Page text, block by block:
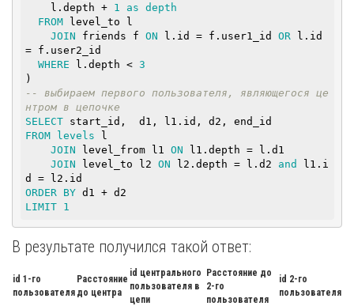
    l.depth +
1 as depth
FROM level_to l
JOIN friends f ON l.id = f.user1_id OR l.id
= f.user2_id
WHERE l.depth < 3
-- выбираем первого пользователя, являющегося це
нтром в цепочке
SELECT
FROM
levels l
JOIN level_from l1 ON l1.depth = l.d1
JOIN level_to l2 ON l2.depth = l.d2 and
l1.i
ORDER BY
LIMIT 1
В результате получился такой ответ:
id 1-го
пользователя
Расстояние
до центра
id центрального
пользователя в
цепи
Расстояние до
2-го
пользователя
id 2-го
пользователя